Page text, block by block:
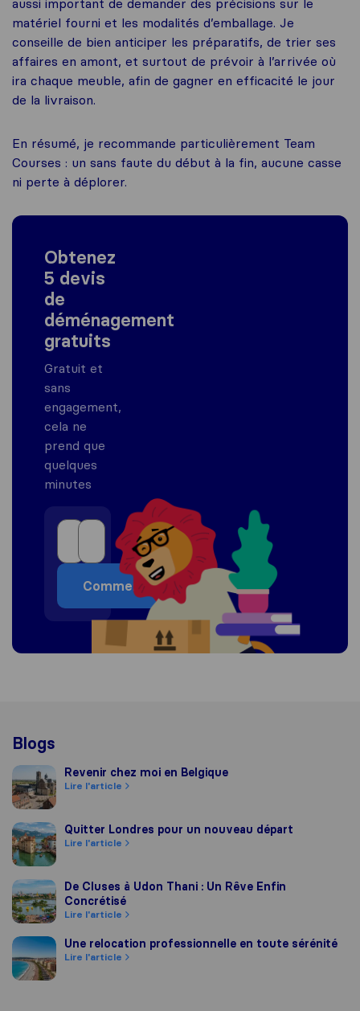
aussi important de demander des précisions sur le
matériel fourni et les modalités d’emballage. Je
conseille de bien anticiper les préparatifs, de trier ses
affaires en amont, et surtout de prévoir à l’arrivée où
ira chaque meuble, afin de gagner en efficacité le jour
de la livraison.
En résumé, je recommande particulièrement Team
Courses : un sans faute du début à la fin, aucune casse
ni perte à déplorer.
Blogs
Revenir chez moi en Belgique
Revenir chez moi en Belgique
Lire l'article
Quitter Londres pour un nouveau départ
Quitter Londres pour un nouveau départ
Lire l'article
De Cluses à Udon Thani : Un Rêve Enfin Concrétisé
De Cluses à Udon Thani : Un Rêve Enfin
Concrétisé
Lire l'article
Une relocation professionnelle en toute sérénité
Une relocation professionnelle en toute sérénité
Lire l'article
Obtenez
5 devis
de
déménagement
gratuits
Gratuit et
sans
engagement,
cela ne
prend que
quelques
minutes
Commencer